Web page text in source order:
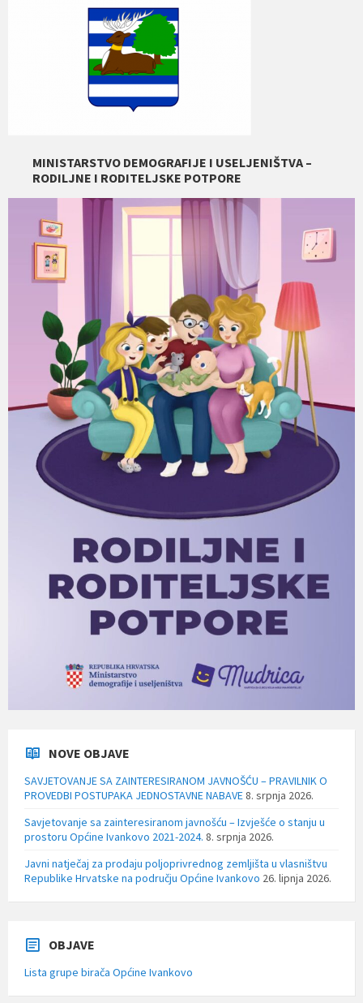
MINISTARSTVO DEMOGRAFIJE I USELJENIŠTVA –
RODILJNE I RODITELJSKE POTPORE
NOVE OBJAVE
SAVJETOVANJE SA ZAINTERESIRANOM JAVNOŠĆU – PRAVILNIK O
PROVEDBI POSTUPAKA JEDNOSTAVNE NABAVE8. srpnja 2026.
Savjetovanje sa zainteresiranom javnošću – Izvješće o stanju u
prostoru Općine Ivankovo 2021-2024. 8. srpnja 2026.
Javni natječaj za prodaju poljoprivrednog zemljišta u vlasništvu
Republike Hrvatske na području Općine Ivankovo 26. lipnja 2026.
OBJAVE
Lista grupe birača Općine Ivankovo